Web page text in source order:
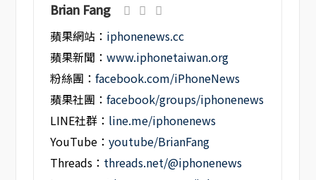
Brian Fang
蘋果網站： iphonenews.cc
蘋果新聞：www.iphonetaiwan.org
粉絲團：facebook.com/iPhoneNews
蘋果社團：facebook/groups/iphonenews
LINE社群： line.me/iphonenews
YouTube：youtube/BrianFang
Threads： threads.net/@iphonenews